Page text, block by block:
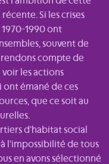
Si les crises
1990 ont
souvent de
rendons compte de
les actions
ont émané de ces
que ce soit au
d’habitat social
l’impossibilité de tous
en avons sélectionné